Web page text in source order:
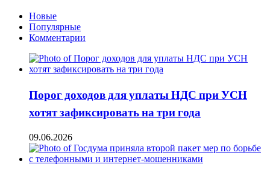
Новые
Популярные
Комментарии
Порог доходов для уплаты НДС при УСН
хотят зафиксировать на три года
09.06.2026